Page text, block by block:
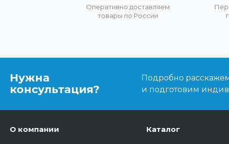
Оперативно доставляем
товары по России
Нужна
консультация?
Подробно расскажем
и подготовим
О компании Каталог